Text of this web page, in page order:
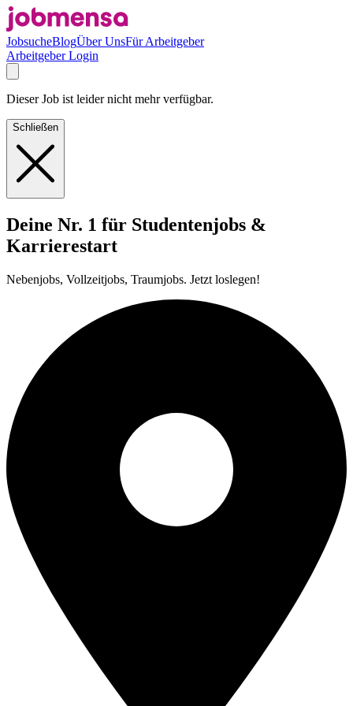
JobsucheBlogÜber UnsFür Arbeitgeber
Arbeitgeber Login
Dieser Job ist leider nicht mehr verfügbar.
Schließen
Deine Nr. 1 für Studentenjobs &
Karrierestart
Nebenjobs, Vollzeitjobs, Traumjobs. Jetzt loslegen!